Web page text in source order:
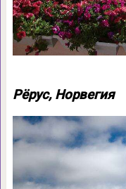
Рёрус, Норвегия